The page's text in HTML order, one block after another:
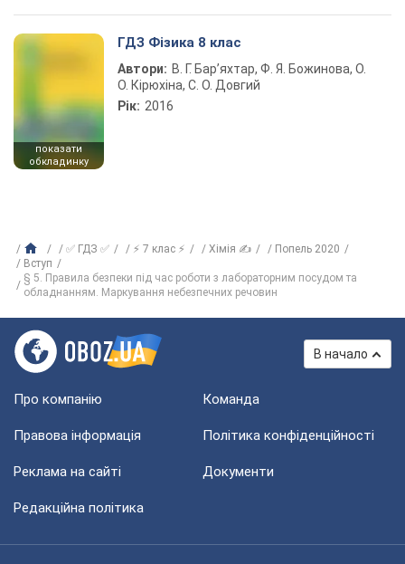
показати
обкладинку
ГДЗ Фізика 8 клас
Автори: В. Г. Бар’яхтар, Ф. Я. Божинова, О.
О. Кірюхіна, С. О. Довгий
Рік: 2016
✅ ГДЗ ✅ ⚡ 7 клас ⚡ Хімія ✍
Попель 2020
Вступ
§ 5. Правила безпеки під час роботи з лабораторним посудом та
обладнанням. Маркування небезпечних речовин
В начало
Про компанію Команда
Правова інформація Політика конфіденційності
Реклама на сайті Документи
Редакційна політика